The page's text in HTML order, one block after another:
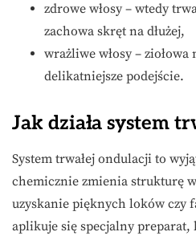
zdrowe włosy – wtedy
zachowa skręt na dłużej,
wrażliwe włosy – ziołowa
delikatniejsze podejście.
Jak działa system
System trwałej ondulacji to
chemicznie zmienia strukturę
uzyskanie pięknych loków czy
aplikuje się specjalny